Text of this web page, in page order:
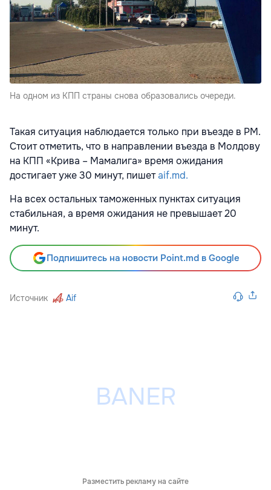
На одном из КПП страны снова образовались очереди.
Такая ситуация наблюдается только при въезде в РМ.
Стоит отметить, что в направлении въезда в Молдову
на КПП «Крива – Мамалига» время ожидания
достигает уже 30 минут, пишетaif.md.
На всех остальных таможенных пунктах ситуация
стабильная, а время ожидания не превышает 20
минут.
Подпишитесь на новости Point.md в Google
Источник Aif
Разместить рекламу на сайте